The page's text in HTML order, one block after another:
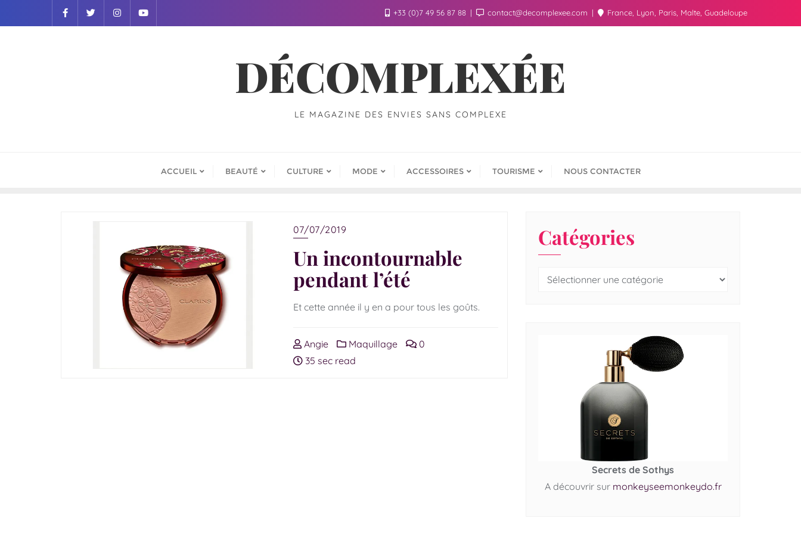
+33 (0)7 49 56 87 88 contact@decomplexee.com France, Lyon, Paris, Malte, Guadeloupe
DÉCOMPLEXÉE
LE MAGAZINE DES ENVIES SANS COMPLEXE
ACCUEIL BEAUTÉ CULTURE MODE ACCESSOIRES TOURISME NOUS CONTACTER
07/07/2019
Un incontournable
pendant l’été
Et cette année il y en a pour tous les goûts.
Angie Maquillage
0
35 sec read
Catégories
Secrets de Sothys
A découvrir sur monkeyseemonkeydo.fr